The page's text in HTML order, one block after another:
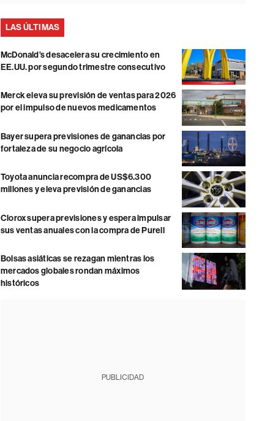
LAS ÚLTIMAS
McDonald’s desacelera su crecimiento en
EE.UU. por segundo trimestre consecutivo
Merck eleva su previsión de ventas para 2026
por el impulso de nuevos medicamentos
Bayer supera previsiones de ganancias por
fortaleza de su negocio agrícola
Toyota anuncia recompra de US$6.300
millones y eleva previsión de ganancias
Clorox supera previsiones y espera impulsar
sus ventas anuales con la compra de Purell
Bolsas asiáticas se rezagan mientras los
mercados globales rondan máximos
históricos
PUBLICIDAD